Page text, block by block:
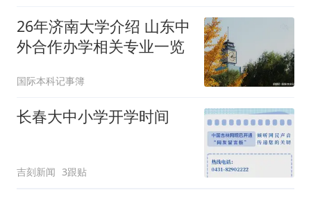
26年济南大学介绍 山东中
外合作办学相关专业一览
国际本科记事簿
长春大中小学开学时间
吉刻新闻 3跟贴